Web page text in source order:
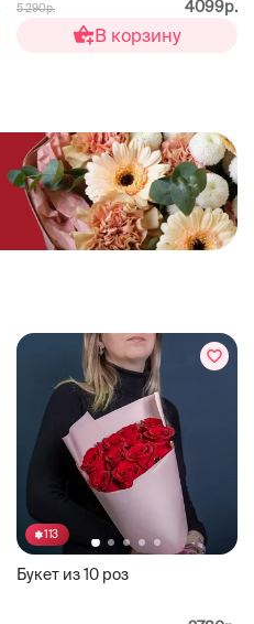
5 290р. 4099р.
В корзину
113
Букет из 10 роз